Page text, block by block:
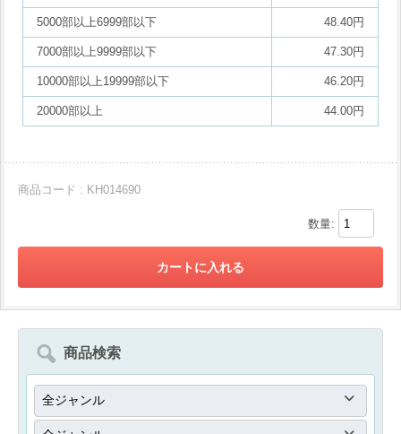
5000部以上6999部以下 48.40円
7000部以上9999部以下 47.30円
10000部以上19999部以下 46.20円
20000部以上 44.00円
商品コード : KH014690
数量:
商品検索